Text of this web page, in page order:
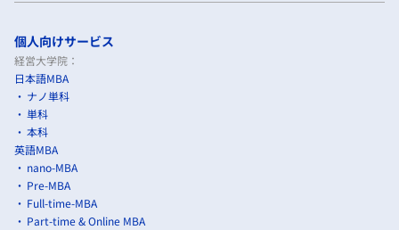
個人向けサービス
経営大学院：
日本語MBA
ナノ単科
単科
本科
英語MBA
nano-MBA
Pre-MBA
Full-time-MBA
Part-time & Online MBA